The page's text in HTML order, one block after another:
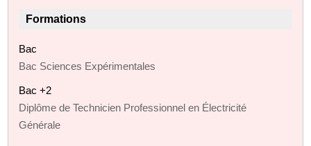
Formations
Bac
Bac Sciences Expérimentales
Bac +2
Diplôme de Technicien Professionnel en Électricité
Générale